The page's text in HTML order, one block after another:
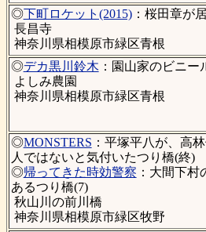
◎下町ロケット(2015)：桜田章が
長昌寺
神奈川県相模原市緑区青根
◎デカ黒川鈴木 ：園山家のビニー
よしみ農園
神奈川県相模原市緑区青根
◎MONSTERS ：平塚平八が、高
人ではないと気付いたつり橋(終)
◎帰ってきた時効警察 ：大間下村
あるつり橋(7)
秋山川の前川橋
神奈川県相模原市緑区牧野